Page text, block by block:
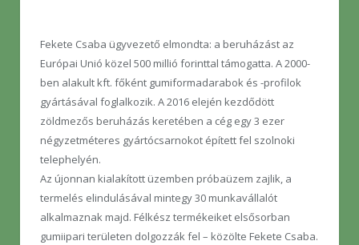
Fekete Csaba ügyvezető elmondta: a beruházást az
Európai Unió közel 500 millió forinttal támogatta. A 2000-
ben alakult kft. főként gumiformadarabok és -profilok
gyártásával foglalkozik. A 2016 elején kezdődött
zöldmezős beruházás keretében a cég egy 3 ezer
négyzetméteres gyártócsarnokot épített fel szolnoki
telephelyén.
Az újonnan kialakított üzemben próbaüzem zajlik, a
termelés elindulásával mintegy 30 munkavállalót
alkalmaznak majd. Félkész termékeiket elsősorban
gumiipari területen dolgozzák fel – közölte Fekete Csaba.